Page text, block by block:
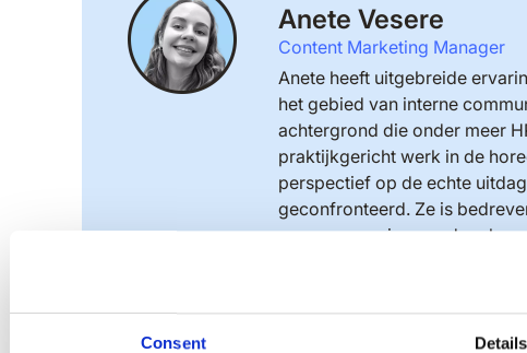
Consent Details
Anete Vesere
Content Marketing Manager
Anete heeft uitgebreide
het gebied van interne
achtergrond die onder meer
praktijkgericht werk in de
perspectief op de echte
geconfronteerd. Ze is
campagnes via meerdere
complexe uitdagingen